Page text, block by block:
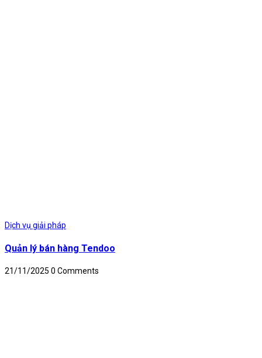
Dịch vụ giải pháp
Quản lý bán hàng Tendoo
21/11/2025 0 Comments